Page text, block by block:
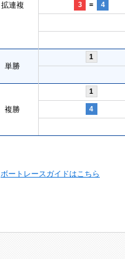
拡連複 3 = 4
単勝
1
複勝
1
4
ボートレースガイドはこちら